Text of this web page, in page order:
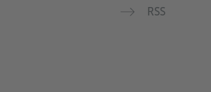
RSS